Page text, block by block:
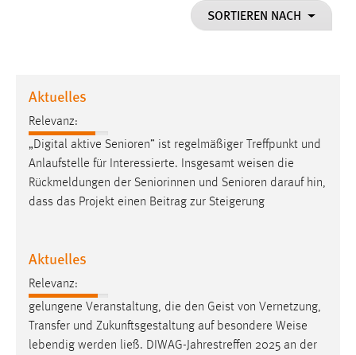
SORTIEREN NACH
Aktuelles
Relevanz:
„Digital aktive Senioren” ist regelmäßiger Treffpunkt und
Anlaufstelle für Interessierte. Insgesamt weisen die
Rückmeldungen der Seniorinnen und Senioren darauf hin,
dass das Projekt einen Beitrag zur Steigerung
Aktuelles
Relevanz:
gelungene Veranstaltung, die den Geist von Vernetzung,
Transfer und Zukunftsgestaltung auf besondere Weise
lebendig werden ließ. DIWAG-Jahrestreffen 2025 an der
Dieser Cookie speichert die ausgewählten Einverständnis-
Performance
Name:
Zweck:
Sprachpräferenz
Name:
site-language-preference